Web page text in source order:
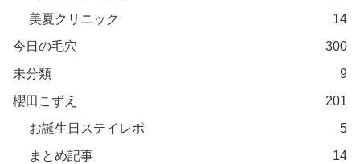
美夏クリニック
14
今日の毛穴
300
未分類
9
櫻田こずえ
201
お誕生日ステイレポ
5
まとめ記事
14